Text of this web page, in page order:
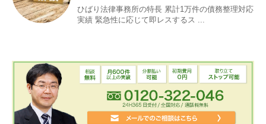
ひばり法律事務所の特長 累計1万件の債務整理対応
実績 緊急性に応じて即レスするス ...